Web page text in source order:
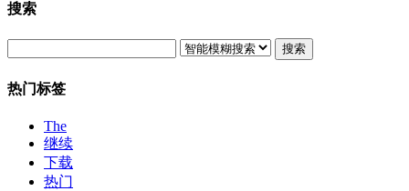
搜索
搜索
热门标签
The
继续
下载
热门